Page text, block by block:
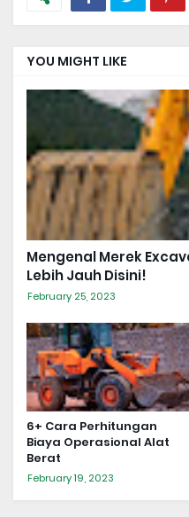
YOU MIGHT LIKE
Mengenal Merek
Lebih Jauh Disini!
February 25, 2023
6+ Cara Perhitungan
Biaya Operasional Alat
Berat
February 19, 2023